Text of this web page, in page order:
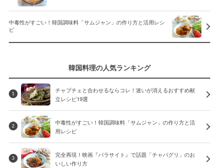
中毒性がすごい！韓国調味料「サムジャン」の作り方と活用レシ
ピ
韓国料理の人気ランキング
1
チャプチェと合わせるならコレ！迷いが消えるおすすめ献
立レシピ19選
2
中毒性がすごい！韓国調味料「サムジャン」の作り方と活
用レシピ
3
完全再現！映画『パラサイト』で話題「チャパグリ」のお
いしい作り方